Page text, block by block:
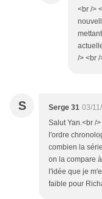
<br />
/> <br /
S Serge 31 03/
Salut Yan.<br /
l'ordre
combien la
on la compare
l'idée que je
faible pour